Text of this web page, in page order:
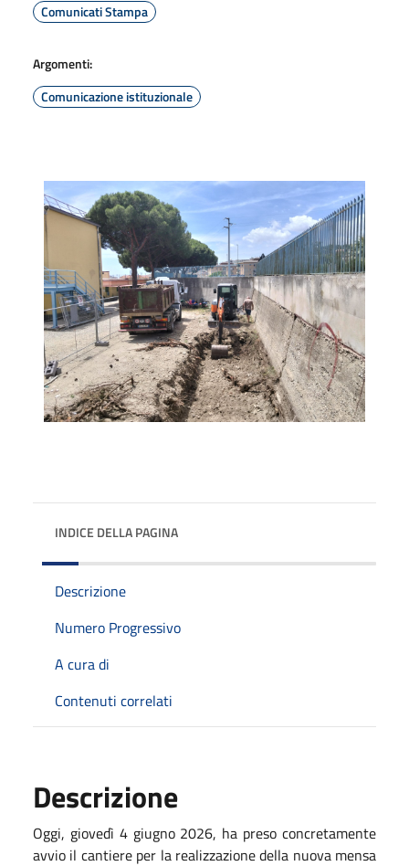
Comunicati Stampa
Argomenti:
Comunicazione istituzionale
INDICE DELLA PAGINA
Descrizione
Numero Progressivo
A cura di
Contenuti correlati
Descrizione
Oggi, giovedì 4 giugno 2026, ha preso concretamente
avvio il cantiere per la realizzazione della nuova mensa